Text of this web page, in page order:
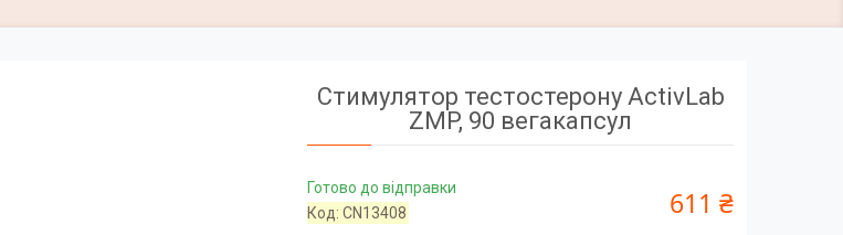
Стимулятор тестостерону ActivLab
ZMP, 90 вегакапсул
Готово до відправки
Код:CN13408 611 ₴